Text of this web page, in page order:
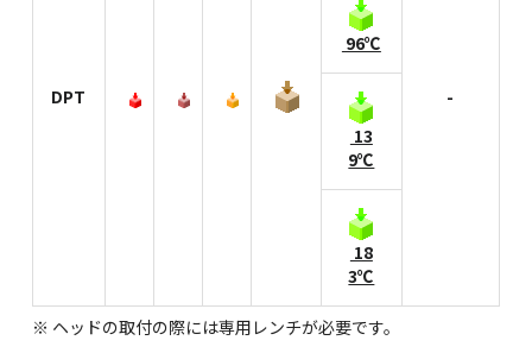
DPT -
96℃
13
9℃
18
3℃
※ ヘッドの取付の際には専用レンチが必要です。